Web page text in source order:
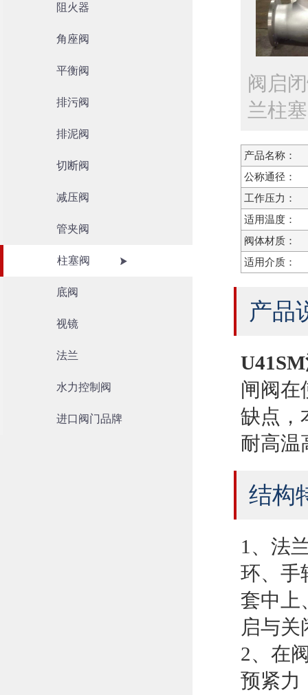
阻火器
角座阀
平衡阀
排污阀
排泥阀
切断阀
减压阀
管夹阀
柱塞阀
底阀
视镜
法兰
水力控制阀
进口阀门品牌
阀启
兰柱
产品名称：
公称通径：
工作压力：
适用温度：
阀体材质：
适用介质：
产品
闸阀在
缺点，
耐高温
结构
1、法
环、手
套中上
启与关
2、在
预紧力